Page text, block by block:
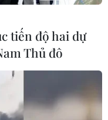
tiến độ hai dự
Thủ đô